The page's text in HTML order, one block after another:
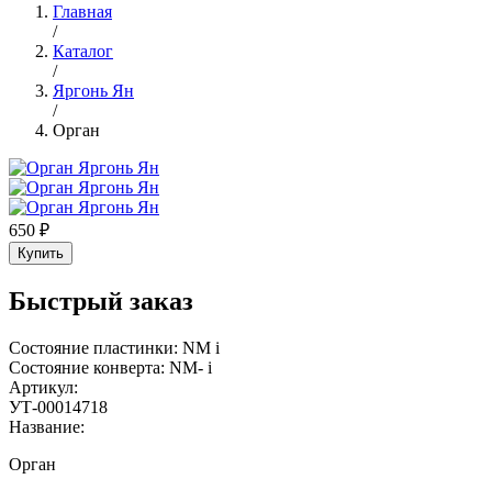
Главная
/
Каталог
/
Яргонь Ян
/
Орган
650 ₽
Купить
Быстрый заказ
Состояние пластинки: NM i
Состояние конверта: NM- i
Артикул:
УТ-00014718
Название:
Орган